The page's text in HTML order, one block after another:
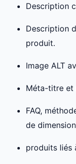
Description
Description
produit.
Image ALT
Méta-titre et
FAQ,
de
produits liés